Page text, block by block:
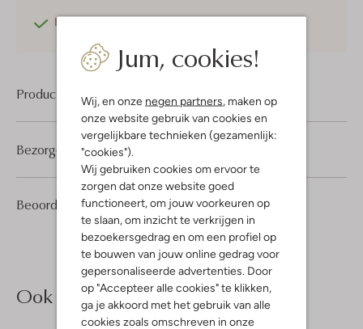
Jum, cookies!
Wij, en onze negen partners, maken op
onze website gebruik van cookies en
vergelijkbare technieken (gezamenlijk:
"cookies").
Wij gebruiken cookies om ervoor te
zorgen dat onze website goed
functioneert, om jouw voorkeuren op
te slaan, om inzicht te verkrijgen in
bezoekersgedrag en om een profiel op
te bouwen van jouw online gedrag voor
gepersonaliseerde advertenties. Door
op "Accepteer alle cookies" te klikken,
ga je akkoord met het gebruik van alle
cookies zoals omschreven in onze
Betaal achteraf
Product informatie
Beoordelingen (4) 2/5
4
2
Sterren
Bezorgen & retourneren
Ook iets voor jou?